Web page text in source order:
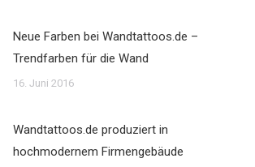
Neue Farben bei Wandtattoos.de –
Trendfarben für die Wand
16. Juni 2016
Wandtattoos.de produziert in
hochmodernem Firmengebäude